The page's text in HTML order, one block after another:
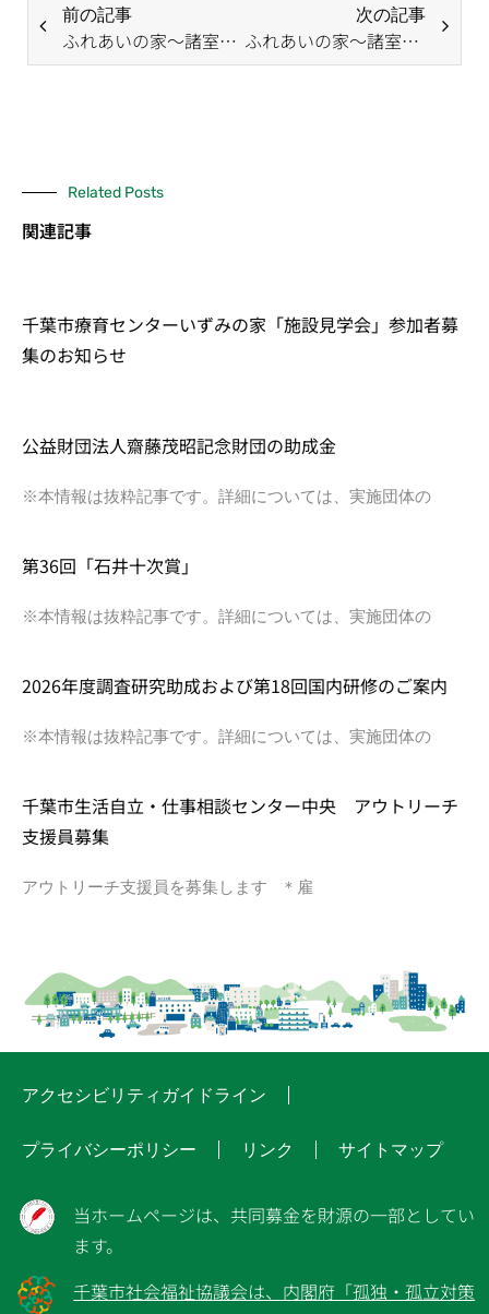
前の記事
ふれあいの家～諸室の空き状況(７月分）～のお知らせ
次の記事
ふれあいの家～諸室の空き状況(8月分抽選後）～のお知らせ
Related Posts
関連記事
千葉市療育センターいずみの家「施設見学会」参加者募
集のお知らせ
公益財団法人齋藤茂昭記念財団の助成金
※本情報は抜粋記事です。詳細については、実施団体の
第36回「石井十次賞」
※本情報は抜粋記事です。詳細については、実施団体の
2026年度調査研究助成および第18回国内研修のご案内
※本情報は抜粋記事です。詳細については、実施団体の
千葉市生活自立・仕事相談センター中央 アウトリーチ
支援員募集
アウトリーチ支援員を募集します ＊雇
アクセシビリティガイドライン
プライバシーポリシー リンク サイトマップ
当ホームページは、共同募金を財源の一部としてい
ます。
千葉市社会福祉協議会は、内閣府「孤独・孤立対策